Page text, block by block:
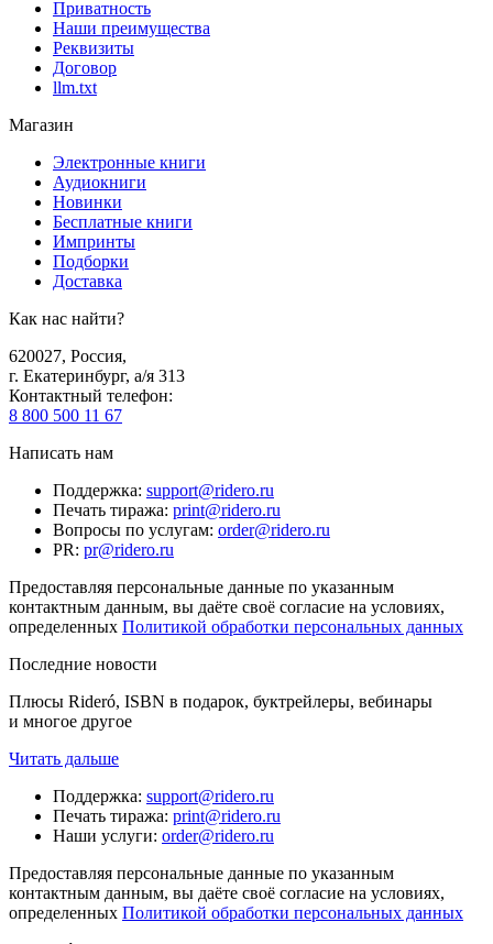
Приватность
Наши преимущества
Реквизиты
Договор
llm.txt
Магазин
Электронные книги
Аудиокниги
Новинки
Бесплатные книги
Импринты
Подборки
Доставка
Как нас найти?
620027, Россия,
г. Екатеринбург, а/я 313
Контактный телефон:
8 800 500 11 67
Написать нам
Поддержка: support@ridero.ru
Печать тиража: print@ridero.ru
Вопросы по услугам: order@ridero.ru
PR: pr@ridero.ru
Предоставляя персональные данные по указанным
контактным данным, вы даёте своё согласие на условиях,
определенных Политикой обработки персональных данных
Последние новости
Плюсы Rideró, ISBN в подарок, буктрейлеры, вебинары
и многое другое
Читать дальше
Поддержка: support@ridero.ru
Печать тиража: print@ridero.ru
Наши услуги: order@ridero.ru
Предоставляя персональные данные по указанным
контактным данным, вы даёте своё согласие на условиях,
определенных Политикой обработки персональных данных